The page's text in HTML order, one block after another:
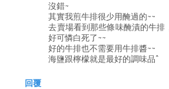
沒錯~
其實我煎牛排很少用醃過的~~
去賣場看到那些條味醃漬的牛排
好可憐白死了~~
好的牛排也不需要用牛排醬~~
海鹽跟檸檬就是最好的調味品^^
回覆